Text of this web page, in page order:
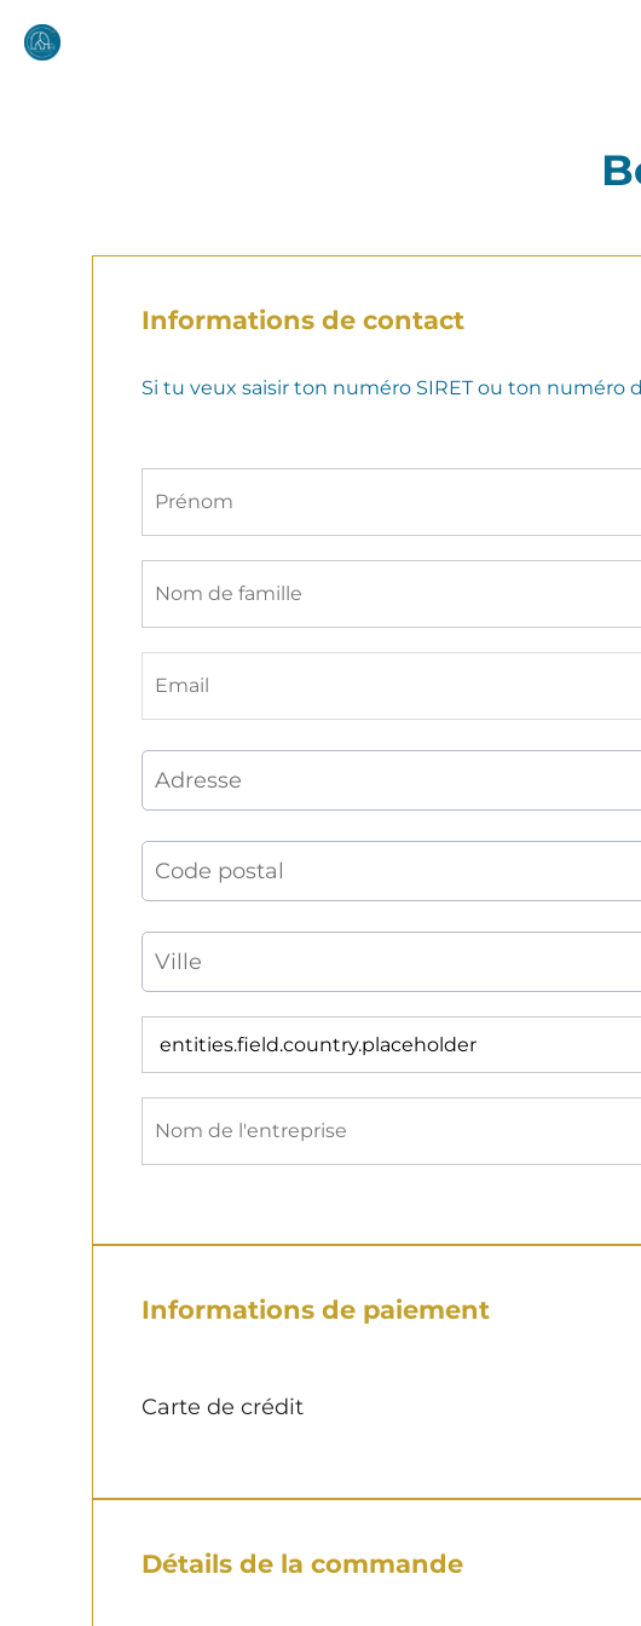
Informations de contact
Si tu veux saisir ton numéro SIRET ou ton numéro
Informations de paiement
Carte de crédit
Détails de la commande